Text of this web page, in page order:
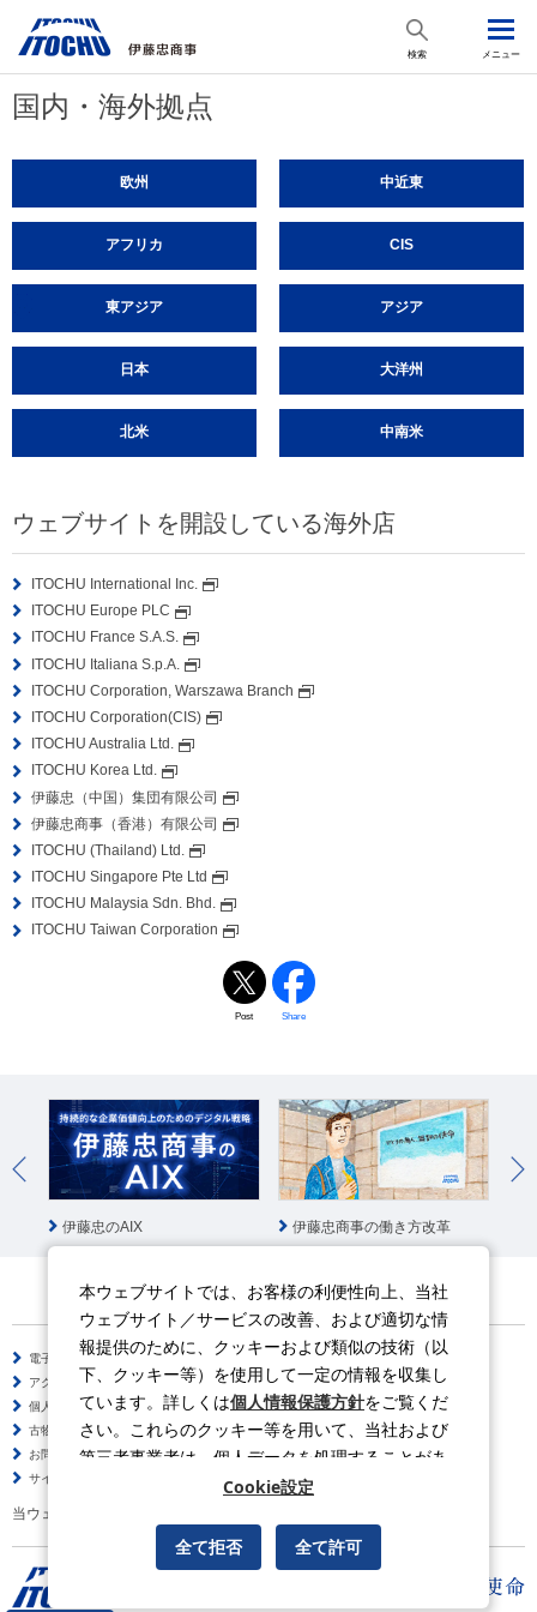
検索 メニュー
国内・海外拠点
欧州 中近東
アフリカ CIS
東アジア アジア
日本 大洋州
北米 中南米
ウェブサイトを開設している海外店
ITOCHU International Inc.
ITOCHU Europe PLC
ITOCHU France S.A.S.
ITOCHU Italiana S.p.A.
ITOCHU Corporation, Warszawa Branch
ITOCHU Corporation(CIS)
ITOCHU Australia Ltd.
ITOCHU Korea Ltd.
伊藤忠（中国）集団有限公司
伊藤忠商事（香港）有限公司
ITOCHU (Thailand) Ltd.
ITOCHU Singapore Pte Ltd
ITOCHU Malaysia Sdn. Bhd.
ITOCHU Taiwan Corporation
Post Share
伊藤忠のAIX 伊藤忠商事の働き方改革
電子公告
サイトのご利用について
アクセシビリティポリシー
情報セキュリティポリシー
個人情報保護方針
ソーシャルメディアポリシー
古物営業法に基づく表示
サイトの使い方
お問い合わせ
よくある質問
サイトマップ
当ウェブサイトの動画はYouTubeを利用しています。
本ウェブサイトでは、お客様の利便性向上、当社
ウェブサイト／サービスの改善、および適切な情
報提供のために、クッキーおよび類似の技術（以
下、クッキー等）を使用して一定の情報を収集し
ています。詳しくは個人情報保護方針をご覧くだ
さい。これらのクッキー等を用いて、当社および
第三者事業者は、個人データを処理することがあ
Cookie設定
全て拒否 全て許可